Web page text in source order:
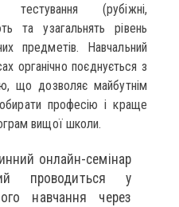
тестування (рубіжні,
та узагальнять рівень
предметів. Навчальний
органічно поєднується з
що дозволяє майбутнім
професію і краще
вищої школи.
онлайн-семінар
проводиться у
навчання через